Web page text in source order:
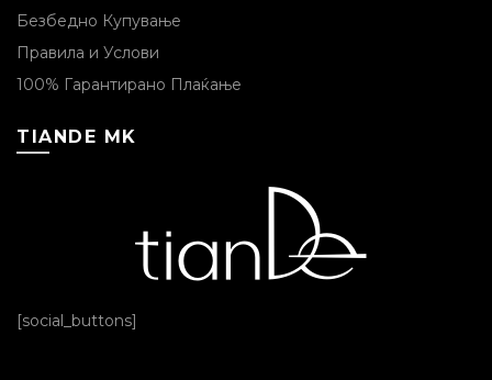
Безбедно Купување
Правила и Услови
100% Гарантирано Плаќање
TIANDE MK
[social_buttons]